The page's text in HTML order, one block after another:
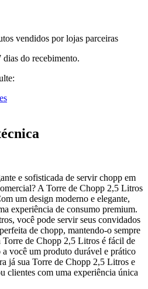
vendidos por lojas parceiras
do recebimento.
e sofisticada de servir chopp em
A Torre de Chopp 2,5 Litros
um design moderno e elegante,
experiência de consumo premium.
você pode servir seus convidados
de chopp, mantendo-o sempre
Torre de Chopp 2,5 Litros é fácil de
você um produto durável e prático
já sua Torre de Chopp 2,5 Litros e
clientes com uma experiência única